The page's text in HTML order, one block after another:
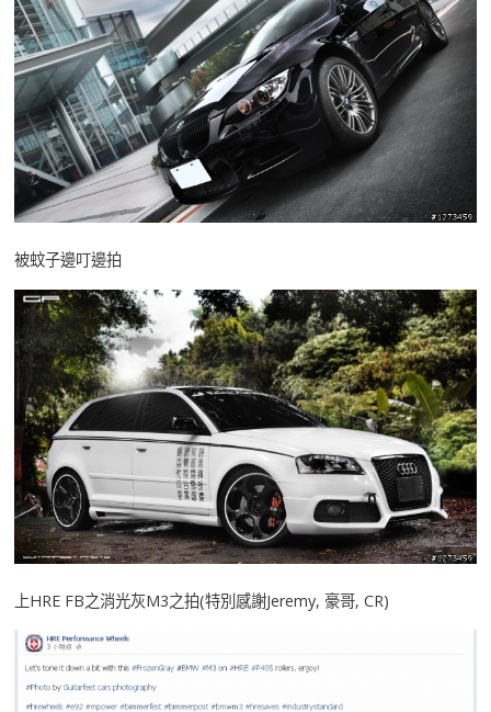
被蚊子邊叮邊拍
上HRE FB之消光灰M3之拍(特別感謝Jeremy, 豪哥, CR)